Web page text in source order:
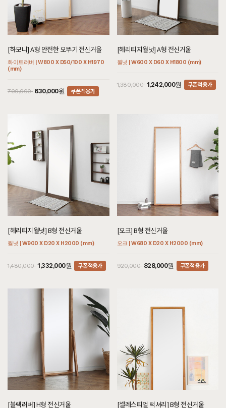
[하모니] A형 안전한 오뚜기 전신거울
화이트러버 | W800 X D50/100 X H1970
(mm)
700,000 630,000원 쿠폰적용가
[헤리티지월넛] A형 전신거울
월넛 | W600 X D60 X H1800 (mm)
1,380,000 1,242,000원 쿠폰적용가
[헤리티지월넛] B형 전신거울
월넛 | W900 X D20 X H2000 (mm)
1,480,000 1,332,000원 쿠폰적용가
[오크] B형 전신거울
오크 | W680 X D20 X H2000 (mm)
920,000 828,000원 쿠폰적용가
[블랙러버] H형 전신거울 [셀레스티얼 럭셔리] B형 전신거울